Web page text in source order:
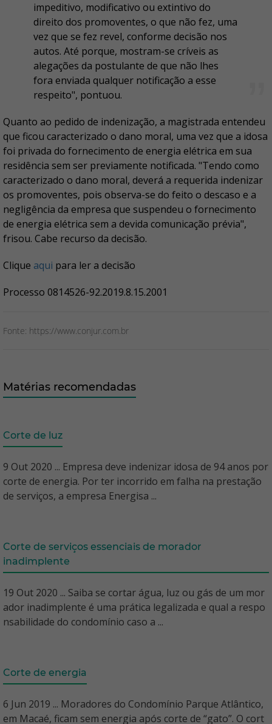
impeditivo, modificativo ou extintivo do
direito dos promoventes, o que não fez, uma
vez que se fez revel, conforme decisão nos
autos. Até porque, mostram-se críveis as
alegações da postulante de que não lhes
fora enviada qualquer notificação a esse
respeito", pontuou.
Quanto ao pedido de indenização, a magistrada entendeu
que ficou caracterizado o dano moral, uma vez que a idosa
foi privada do fornecimento de energia elétrica em sua
residência sem ser previamente notificada. "Tendo como
caracterizado o dano moral, deverá a requerida indenizar
os promoventes, pois observa-se do feito o descaso e a
negligência da empresa que suspendeu o fornecimento
de energia elétrica sem a devida comunicação prévia",
frisou. Cabe recurso da decisão.
Clique aqui para ler a decisão
Processo 0814526-92.2019.8.15.2001
Fonte: https://www.conjur.com.br
Matérias recomendadas
Corte de luz
9 Out 2020 ... Empresa deve indenizar idosa de 94 anos por
corte de energia. Por ter incorrido em falha na prestação
de serviços, a empresa Energisa ...
Corte de serviços essenciais de morador
inadimplente
19 Out 2020 ... Saiba se cortar água, luz ou gás de um mor
ador inadimplente é uma prática legalizada e qual a respo
nsabilidade do condomínio caso a ...
Corte de energia
6 Jun 2019 ... Moradores do Condomínio Parque Atlântico,
em Macaé, ficam sem energia após corte de “gato”. O cort